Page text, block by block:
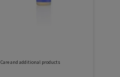
Care and additional products